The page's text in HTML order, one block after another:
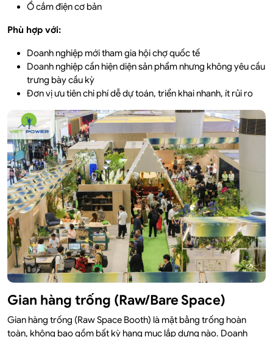
Ổ cắm điện cơ bản
Phù hợp với:
Doanh nghiệp mới tham gia hội chợ quốc tế
Doanh nghiệp cần hiện diện sản phẩm nhưng không yêu cầu
trưng bày cầu kỳ
Đơn vị ưu tiên chi phí dễ dự toán, triển khai nhanh, ít rủi ro
Gian hàng trống (Raw/Bare Space)
Gian hàng trống (Raw Space Booth) là mặt bằng trống hoàn
toàn, không bao gồm bất kỳ hạng mục lắp dựng nào. Doanh